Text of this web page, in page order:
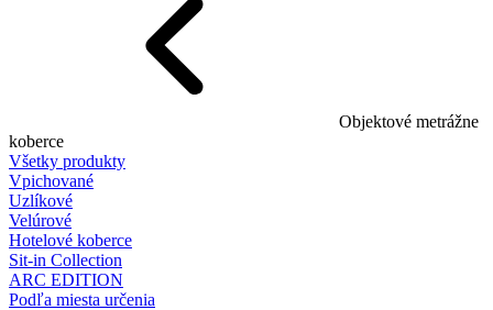
Objektové metrážne
koberce
Všetky produkty
Vpichované
Uzlíkové
Velúrové
Hotelové koberce
Sit-in Collection
ARC EDITION
Podľa miesta určenia